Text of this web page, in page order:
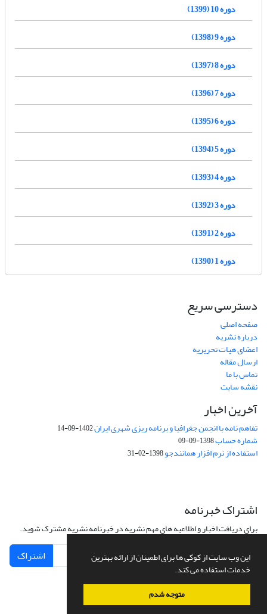
این وب سایت از کوکی ها برای اطمینان از ارائه بهترین
خدمات استفاده می کند.
متوجه شدم
دوره 10 (1399)
دوره 9 (1398)
دوره 8 (1397)
دوره 7 (1396)
دوره 6 (1395)
دوره 5 (1394)
دوره 4 (1393)
دوره 3 (1392)
دوره 2 (1391)
دوره 1 (1390)
دسترسی سریع
صفحه اصلی
درباره نشریه
اعضای هیات تحریریه
ارسال مقاله
تماس با ما
نقشه سایت
آخرین اخبار
تفاهم نامه با انجمن جغرافیا و برنامه ریزی شهری ایران1402-09-14
شماره حساب1398-09-09
استفاده از نرم افزار همانندجو1398-02-31
اشتراک خبرنامه
برای دریافت اخبار و اطلاعیه های مهم نشریه در خبرنامه نشریه مشترک شوید.
اشتراک
سامانه مدیریت نشریات علمی.طراحی و پیاده سازی ازسیناوب